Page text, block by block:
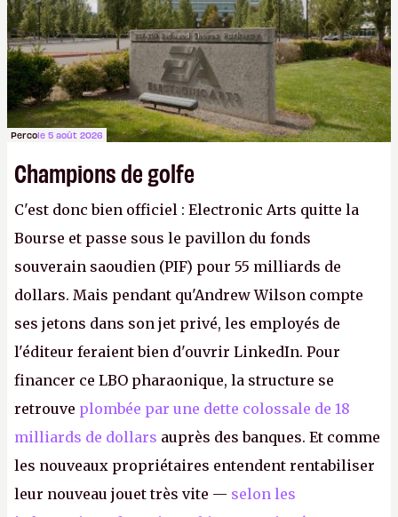
Gabe Newell aussi facilement.P.
Percole 5 août 2026
Champions de golfe
C'est donc bien officiel : Electronic Arts quitte la
Bourse et passe sous le pavillon du fonds
souverain saoudien (PIF) pour 55 milliards de
dollars. Mais pendant qu'Andrew Wilson compte
ses jetons dans son jet privé, les employés de
l'éditeur feraient bien d'ouvrir LinkedIn. Pour
financer ce LBO pharaonique, la structure se
retrouve plombée par une dette colossale de 18
milliards de dollars auprès des banques. Et comme
les nouveaux propriétaires entendent rentabiliser
leur nouveau jouet très vite — selon les